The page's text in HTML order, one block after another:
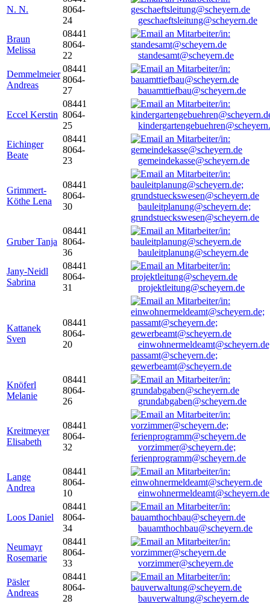
N. N.
8064-
24
geschaeftsleitung@scheyern.de
Braun
Melissa
08441
8064-
22
standesamt@scheyern.de
Demmelmeier
Andreas
08441
8064-
27
bauamttiefbau@scheyern.de
Eccel Kerstin
08441
8064-
25
Eichinger
Beate
08441
8064-
23
gemeindekasse@scheyern.de
Grimmert-
Köthe Lena
08441
8064-
30
bauleitplanung@scheyern.de;
grundstueckswesen@scheyern.de
Gruber Tanja
08441
8064-
36
bauleitplanung@scheyern.de
Jany-Neidl
Sabrina
08441
8064-
31
projektleitung@scheyern.de
Kattanek
Sven
08441
8064-
20
passamt@scheyern.de;
gewerbeamt@scheyern.de
Knöferl
Melanie
08441
8064-
26
grundabgaben@scheyern.de
Kreitmeyer
Elisabeth
08441
8064-
32
vorzimmer@scheyern.de;
ferienprogramm@scheyern.de
Lange
Andrea
08441
8064-
10
einwohnermeldeamt@scheyern.de
Loos Daniel
08441
8064-
34
bauamthochbau@scheyern.de
Neumayr
Rosemarie
08441
8064-
33
vorzimmer@scheyern.de
Päsler
Andreas
08441
8064-
28
bauverwaltung@scheyern.de